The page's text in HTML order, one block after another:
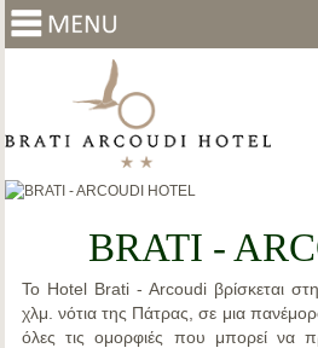
BRATI -
Το Hotel Brati - Arcoudiβρίσκεται
χλμ. νότια της Πάτρας , σε μια
όλες τις ομορφιές που μπορεί να